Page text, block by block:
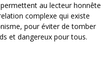
au lecteur honnête
complexe qui existe
pour éviter de tomber
et dangereux pour tous.